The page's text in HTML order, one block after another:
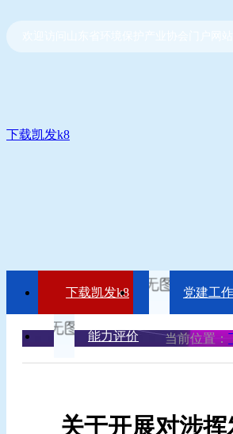
下载凯发k8
下载凯发k8 党建工作
能力评价 当前位置：
关于开展对涉